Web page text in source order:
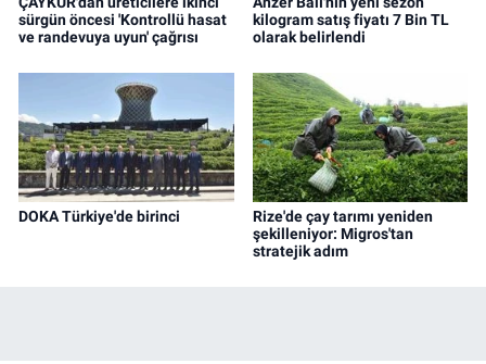
sürgün öncesi 'Kontrollü hasat
ve randevuya uyun' çağrısı
kilogram satış fiyatı 7 Bin TL
olarak belirlendi
DOKA Türkiye'de birinci
Rize'de çay tarımı yeniden
şekilleniyor: Migros'tan
stratejik adım